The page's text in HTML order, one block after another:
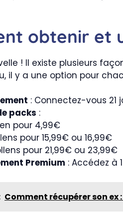
obtenir et
! Il existe plusieurs
il y a une option pour
: Connectez-vous 21
packs :
pour 4,99€
pour 15,99€ ou 16,99€
pour 21,99€ ou 23,99€
Premium : Accédez à
Comment récupérer son ex